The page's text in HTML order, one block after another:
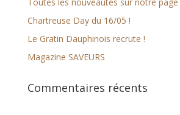
Chartreuse Day du 16/05 !
Le Gratin Dauphinois recrute !
Magazine SAVEURS
Commentaires récents